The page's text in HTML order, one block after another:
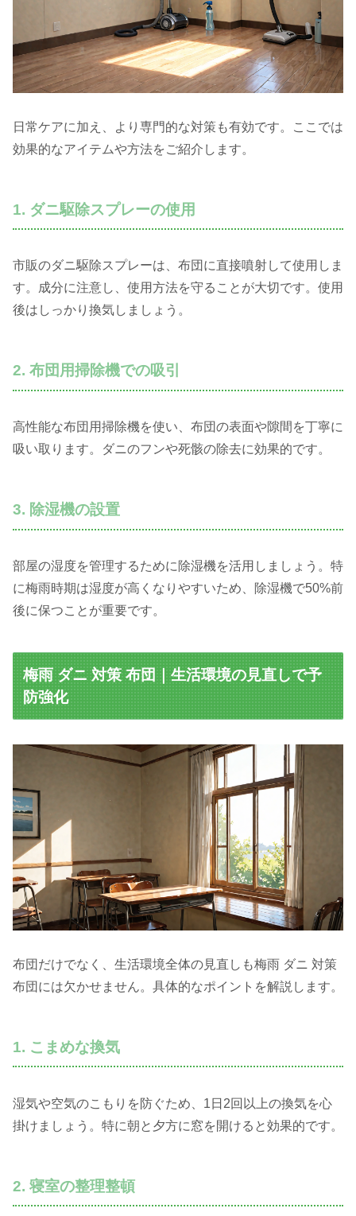
日常ケアに加え、より専門的な対策も有効です。ここでは
効果的なアイテムや方法をご紹介します。
1. ダニ駆除スプレーの使用
市販のダニ駆除スプレーは、布団に直接噴射して使用しま
す。成分に注意し、使用方法を守ることが大切です。使用
後はしっかり換気しましょう。
2. 布団用掃除機での吸引
高性能な布団用掃除機を使い、布団の表面や隙間を丁寧に
吸い取ります。ダニのフンや死骸の除去に効果的です。
3. 除湿機の設置
部屋の湿度を管理するために除湿機を活用しましょう。特
に梅雨時期は湿度が高くなりやすいため、除湿機で50%前
後に保つことが重要です。
梅雨 ダニ 対策 布団｜生活環境の見直しで予
防強化
布団だけでなく、生活環境全体の見直しも梅雨 ダニ 対策
布団には欠かせません。具体的なポイントを解説します。
1. こまめな換気
湿気や空気のこもりを防ぐため、1日2回以上の換気を心
掛けましょう。特に朝と夕方に窓を開けると効果的です。
2. 寝室の整理整頓